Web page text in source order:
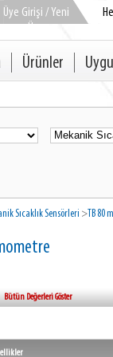
Üye Girişi / Yeni
Üye
Ürünler
Sıcaklık Sensörleri > TB
Bütün Değerleri Göster